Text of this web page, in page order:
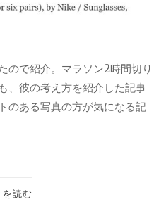
ので紹介。マラソン2時間切り
、彼の考え方を紹介した記事
のある写真の方が気になる記
を読む